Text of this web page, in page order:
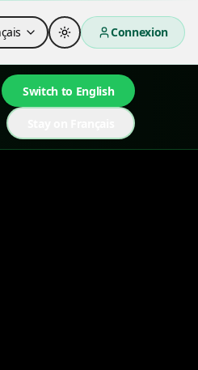
Connexion
Switch to English